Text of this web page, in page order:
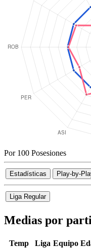
Por 100 Posesiones
Estadísticas Play-by-
Liga Regular
Medias por
Temp Liga Equipo